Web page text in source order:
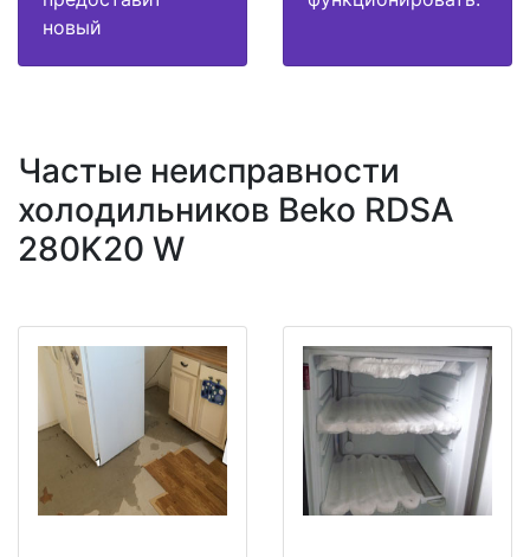
новый
Частые неисправности
холодильников Beko RDSA
280K20 W